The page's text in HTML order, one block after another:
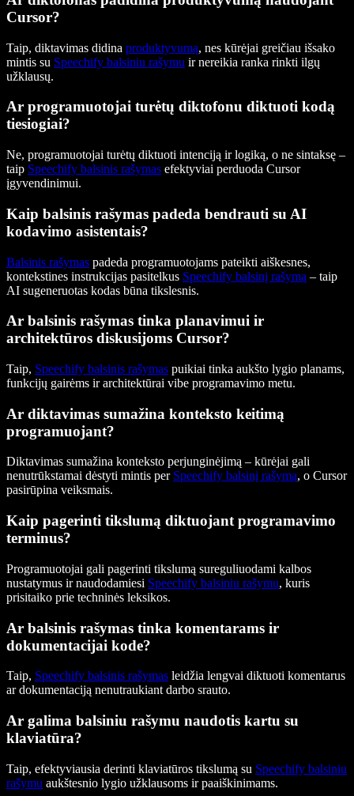
Cursor?
Taip, diktavimas didina produktyvumą, nes kūrėjai greičiau išsako
mintis su Speechify balsiniu rašymu ir nereikia ranka rinkti ilgų
užklausų.
Ar programuotojai turėtų diktofonu diktuoti kodą
tiesiogiai?
Ne, programuotojai turėtų diktuoti intenciją ir logiką, o ne sintaksę –
taip Speechify balsinis rašymas efektyviai perduoda Cursor
įgyvendinimui.
Kaip balsinis rašymas padeda bendrauti su AI
kodavimo asistentais?
Balsinis rašymas padeda programuotojams pateikti aiškesnes,
kontekstines instrukcijas pasitelkus Speechify balsinį rašymą – taip
AI sugeneruotas kodas būna tikslesnis.
Ar balsinis rašymas tinka planavimui ir
architektūros diskusijoms Cursor?
Taip, Speechify balsinis rašymas puikiai tinka aukšto lygio planams,
funkcijų gairėms ir architektūrai vibe programavimo metu.
Ar diktavimas sumažina konteksto keitimą
programuojant?
Diktavimas sumažina konteksto perjunginėjimą – kūrėjai gali
nenutrūkstamai dėstyti mintis per Speechify balsinį rašymą, o Cursor
pasirūpina veiksmais.
Kaip pagerinti tikslumą diktuojant programavimo
terminus?
Programuotojai gali pagerinti tikslumą sureguliuodami kalbos
nustatymus ir naudodamiesi Speechify balsiniu rašymu, kuris
prisitaiko prie techninės leksikos.
Ar balsinis rašymas tinka komentarams ir
dokumentacijai kode?
Taip, Speechify balsinis rašymas leidžia lengvai diktuoti komentarus
ar dokumentaciją nenutraukiant darbo srauto.
Ar galima balsiniu rašymu naudotis kartu su
klaviatūra?
Taip, efektyviausia derinti klaviatūros tikslumą su Speechify balsiniu
rašymu aukštesnio lygio užklausoms ir paaiškinimams.